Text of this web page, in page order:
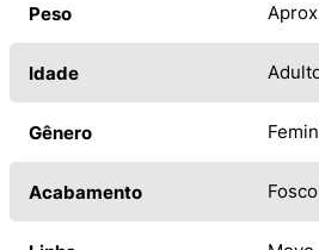
Peso
Idade
Gênero
Acabamento Fosco